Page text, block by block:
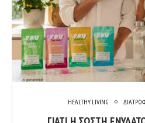
HEALTHY LIVING